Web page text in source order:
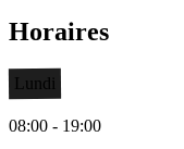
Horaires
Lundi
08:00 - 19:00